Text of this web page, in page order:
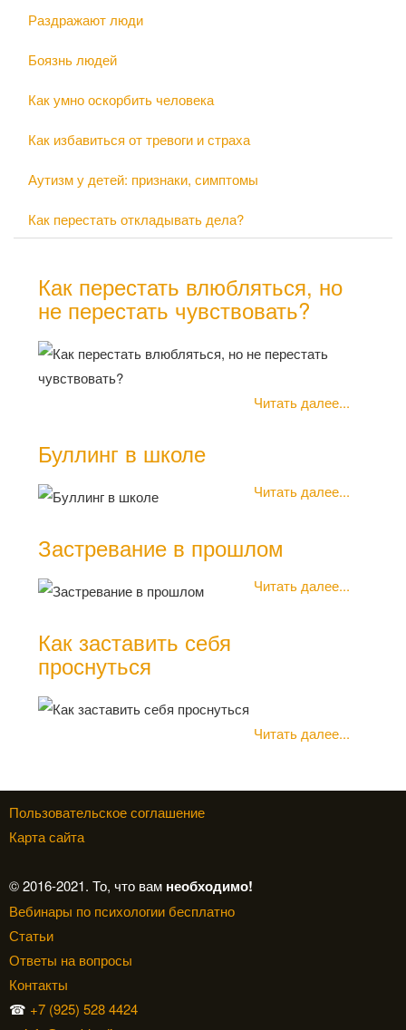
Раздражают люди
Боязнь людей
Как умно оскорбить человека
Как избавиться от тревоги и страха
Аутизм у детей: признаки, симптомы
Как перестать откладывать дела?
Как перестать влюбляться, но
не перестать чувствовать?
Читать далее...
Буллинг в школе
Читать далее...
Застревание в прошлом
Читать далее...
Как заставить себя
проснуться
Читать далее...
Пользовательское соглашение
Карта сайта
© 2016-2021. То, что вам необходимо!
Вебинары по психологии бесплатно
Статьи
Ответы на вопросы
Контакты
☎ +7 (925) 528 4424